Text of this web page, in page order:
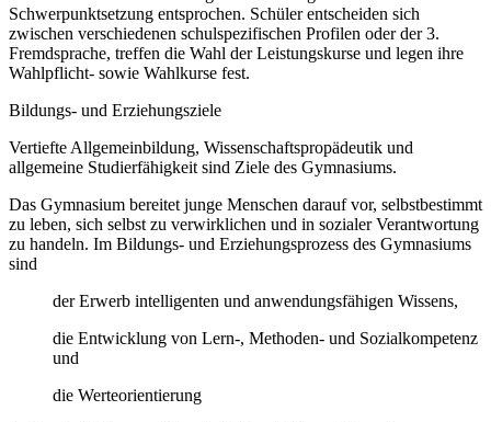
Schwerpunktsetzung entsprochen. Schüler entscheiden sich
zwischen verschiedenen schulspezifischen Profilen oder der 3.
Fremdsprache, treffen die Wahl der Leistungskurse und legen ihre
Wahlpflicht- sowie Wahlkurse fest.
Bildungs- und Erziehungsziele
Vertiefte Allgemeinbildung, Wissenschaftspropädeutik und
allgemeine Studierfähigkeit sind Ziele des Gymnasiums.
Das Gymnasium bereitet junge Menschen darauf vor, selbstbestimmt
zu leben, sich selbst zu verwirklichen und in sozialer Verantwortung
zu handeln. Im Bildungs- und Erziehungsprozess des Gymnasiums
sind
der Erwerb intelligenten und anwendungsfähigen Wissens,
die Entwicklung von Lern-, Methoden- und Sozialkompetenz
und
die Werteorientierung